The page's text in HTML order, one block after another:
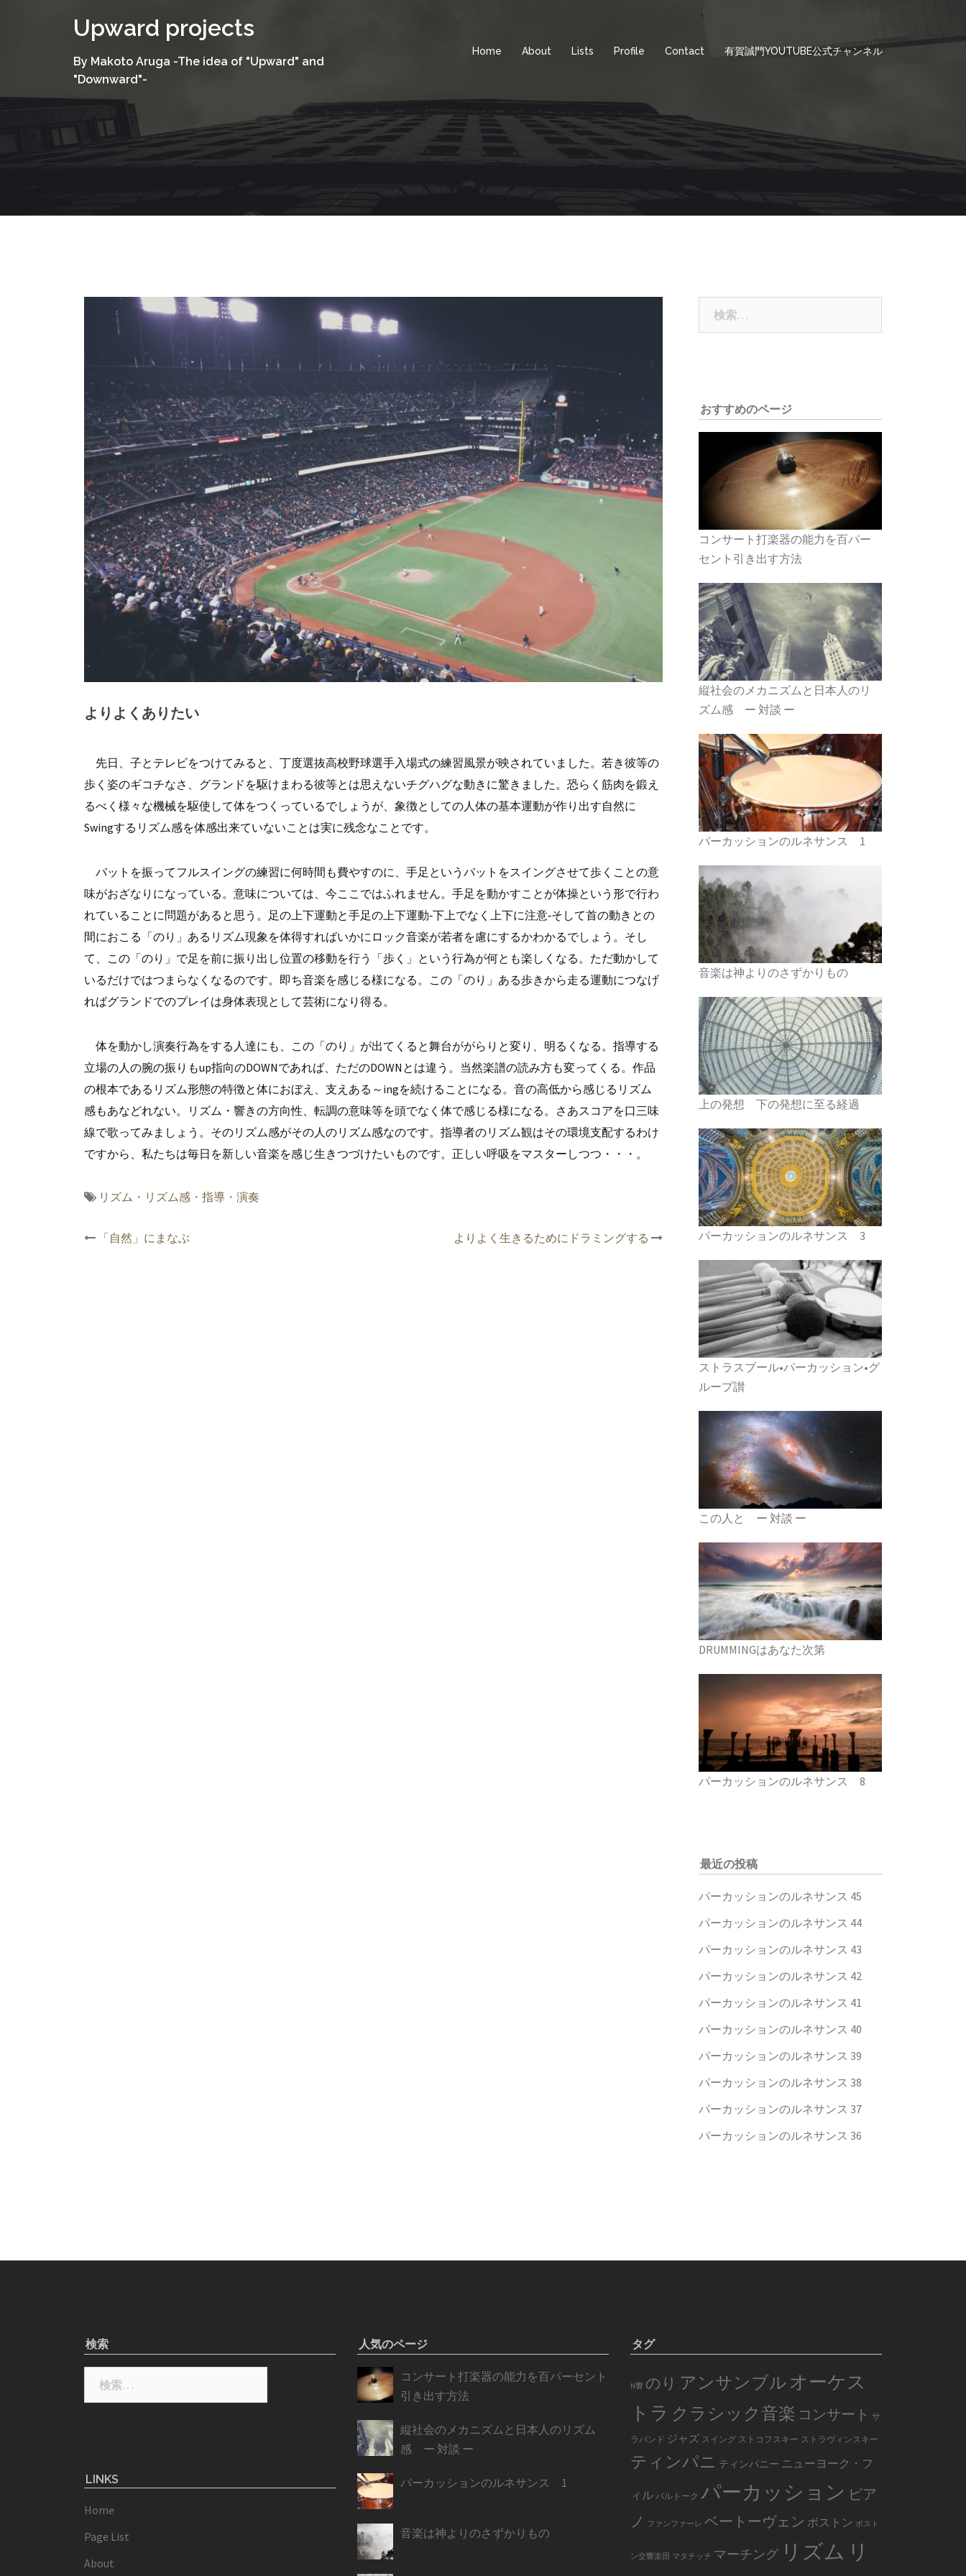
Upward projects
By Makoto Aruga -The idea of "Upward" and
"Downward"-
Home About Lists Profile Contact 有賀誠門YOUTUBE公式チャンネル
よりよくありたい
先日、子とテレビをつけてみると、丁度選抜高校野球選手入場式の練習風景が映されていました。若き彼等の
歩く姿のギコチなさ、グランドを駆けまわる彼等とは思えないチグハグな動きに驚きました。恐らく筋肉を鍛え
るべく様々な機械を駆使して体をつくっているでしょうが、象徴としての人体の基本運動が作り出す自然に
Swingするリズム感を体感出来ていないことは実に残念なことです。
バットを振ってフルスイングの練習に何時間も費やすのに、手足というバットをスイングさせて歩くことの意
味がおざなりになっている。意味については、今ここではふれません。手足を動かすことが体操という形で行わ
れていることに問題があると思う。足の上下運動と手足の上下運動‐下上でなく上下に注意‐そして首の動きとの
間におこる「のり」あるリズム現象を体得すればいかにロック音楽が若者を慮にするかわかるでしょう。そし
て、この「のり」で足を前に振り出し位置の移動を行う「歩く」という行為が何とも楽しくなる。ただ動かして
いるだけではつまらなくなるのです。即ち音楽を感じる様になる。この「のり」ある歩きから走る運動につなげ
ればグランドでのプレイは身体表現として芸術になり得る。
体を動かし演奏行為をする人達にも、この「のり」が出てくると舞台ががらりと変り、明るくなる。指導する
立場の人の腕の振りもup指向のDOWNであれば、ただのDOWNとは違う。当然楽譜の読み方も変ってくる。作品
の根本であるリズム形態の特徴と体におぼえ、支えある～ingを続けることになる。音の高低から感じるリズム
感もあなどれない。リズム・響きの方向性、転調の意味等を頭でなく体で感じる様になる。さあスコアを口三味
線で歌ってみましょう。そのリズム感がその人のリズム感なのです。指導者のリズム観はその環境支配するわけ
ですから、私たちは毎日を新しい音楽を感じ生きつづけたいものです。正しい呼吸をマスターしつつ・・・。
リズム ・ リズム感 ・ 指導 ・ 演奏
投 「自然」にまなぶ よりよく生きるためにドラミングする
おすすめのページ
コンサート打楽器の能力を百パー
セント引き出す方法
縦社会のメカニズムと日本人のリ
ズム感 ー 対談 ー
パーカッションのルネサンス 1
音楽は神よりのさずかりもの
上の発想 下の発想に至る経過
パーカッションのルネサンス 3
ストラスブール•パーカッション•グ
ループ讃
この人と ー 対談 ー
DRUMMINGはあなた次第
パーカッションのルネサンス 8
最近の投稿
パーカッションのルネサンス 45
パーカッションのルネサンス 44
パーカッションのルネサンス 43
パーカッションのルネサンス 42
パーカッションのルネサンス 41
パーカッションのルネサンス 40
パーカッションのルネサンス 39
パーカッションのルネサンス 38
パーカッションのルネサンス 37
パーカッションのルネサンス 36
検索
LINKS
Home
Page List
About
人気のページ
コンサート打楽器の能力を百パーセント
引き出す方法
縦社会のメカニズムと日本人のリズム
感 ー 対談 ー
パーカッションのルネサンス 1
音楽は神よりのさずかりもの
タグ
N響 のり アンサンブルオーケス
トラ クラシック音楽 コンサート サ
ラバンド ジャズ スイング ストコフスキー ストラヴィンスキー
ティンパニ ティンパニー ニューヨーク・フ
ィル バルトーク パーカッション ピア
ノ
ファンファーレ ベートーヴェン ボストン ボスト
ン交響楽団 マタチッチ マーチング リズム リ